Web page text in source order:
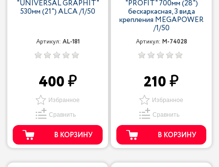
"UNIVERSAL GRAPHIT"
530мм (21") ALCA /1/50
Артикул: AL-181
400
Избранное
Сравнить
В КОРЗИНУ
"PROFIT" 700мм (28")
бескаркасная, 3 вида
крепления MEGAPOWER
/1/50
Артикул: M-74028
210
Избранное
Сравнить
В КОРЗИНУ